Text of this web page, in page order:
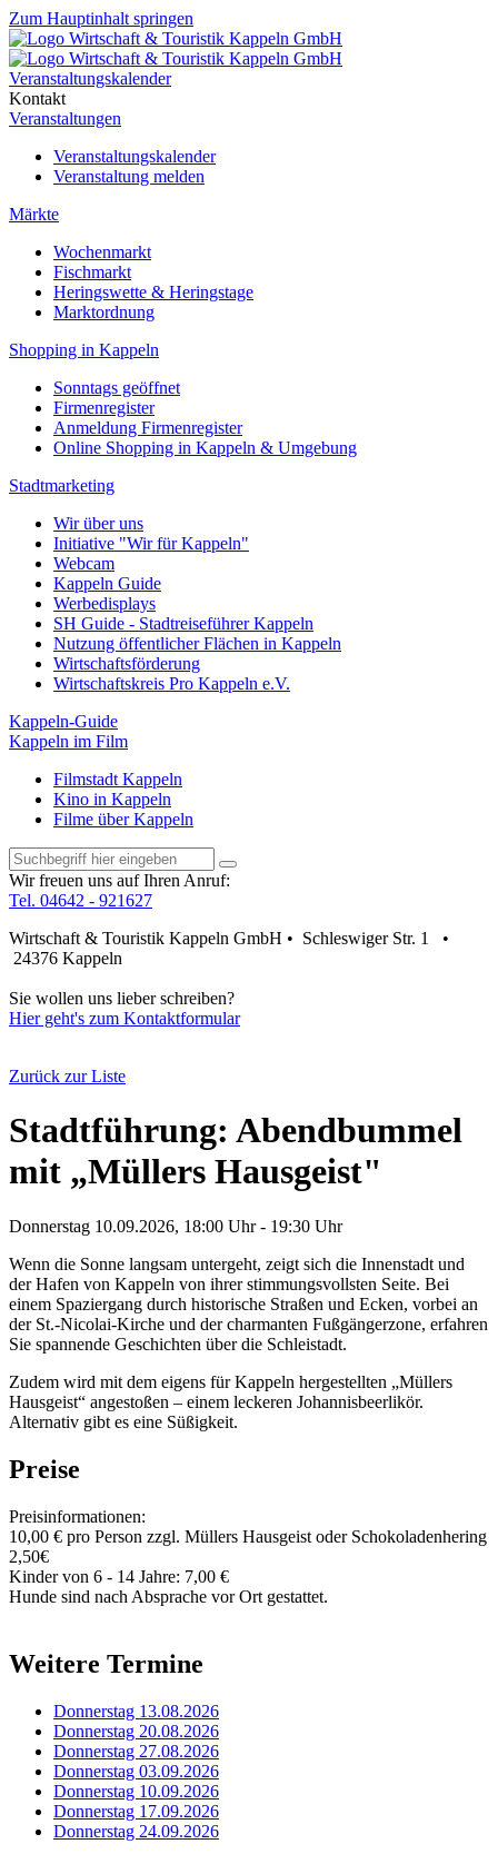
Zum Hauptinhalt springen
Veranstaltungskalender
Kontakt
Veranstaltungen
Veranstaltungskalender
Veranstaltung melden
Märkte
Wochenmarkt
Fischmarkt
Heringswette & Heringstage
Marktordnung
Shopping in Kappeln
Sonntags geöffnet
Firmenregister
Anmeldung Firmenregister
Online Shopping in Kappeln & Umgebung
Stadtmarketing
Wir über uns
Initiative "Wir für Kappeln"
Webcam
Kappeln Guide
Werbedisplays
SH Guide - Stadtreiseführer Kappeln
Nutzung öffentlicher Flächen in Kappeln
Wirtschaftsförderung
Wirtschaftskreis Pro Kappeln e.V.
Kappeln-Guide
Kappeln im Film
Filmstadt Kappeln
Kino in Kappeln
Filme über Kappeln
Wir freuen uns auf Ihren Anruf:
Tel. 04642 - 921627
Wirtschaft & Touristik Kappeln GmbH • Schleswiger Str. 1 •
24376 Kappeln
Sie wollen uns lieber schreiben?
Hier geht's zum Kontaktformular
Zurück zur Liste
Stadtführung: Abendbummel
mit „Müllers Hausgeist"
Donnerstag 10.09.2026, 18:00 Uhr - 19:30 Uhr
Wenn die Sonne langsam untergeht, zeigt sich die Innenstadt und
der Hafen von Kappeln von ihrer stimmungsvollsten Seite. Bei
einem Spaziergang durch historische Straßen und Ecken, vorbei an
der St.-Nicolai-Kirche und der charmanten Fußgängerzone, erfahren
Sie spannende Geschichten über die Schleistadt.
Zudem wird mit dem eigens für Kappeln hergestellten „Müllers
Hausgeist“ angestoßen – einem leckeren Johannisbeerlikör.
Alternativ gibt es eine Süßigkeit.
Preise
Preisinformationen:
10,00 € pro Person zzgl. Müllers Hausgeist oder Schokoladenhering
2,50€
Kinder von 6 - 14 Jahre: 7,00 €
Hunde sind nach Absprache vor Ort gestattet.
Weitere Termine
Donnerstag 13.08.2026
Donnerstag 20.08.2026
Donnerstag 27.08.2026
Donnerstag 03.09.2026
Donnerstag 10.09.2026
Donnerstag 17.09.2026
Donnerstag 24.09.2026